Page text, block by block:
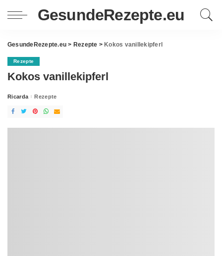
GesundeRezepte.eu
GesundeRezepte.eu > Rezepte > Kokos vanillekipferl
Rezepte
Kokos vanillekipferl
Posted
Ricarda Rezepte